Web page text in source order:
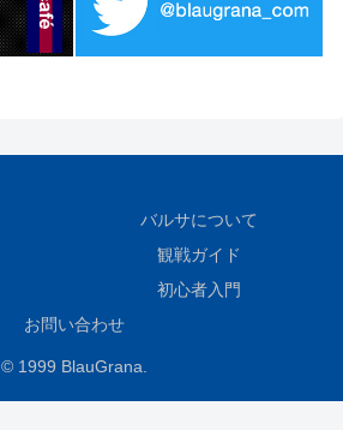
バルサについて
観戦ガイド
初心者入門
お問い合わせ
© 1999 BlauGrana.